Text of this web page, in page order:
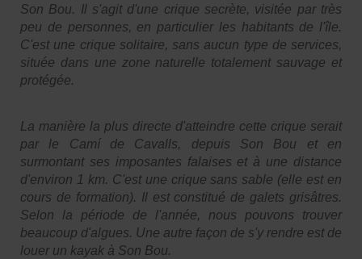
Son Bou. Il s'agit d'une crique secrète, visitée par très
peu de personnes, en particulier les habitants de l'île.
C'est une crique solitaire, sans aucun type de services,
située dans une zone naturelle totalement sauvage et
protégée.
La manière la plus directe d'atteindre cette crique serait
par le Camí de Cavalls, depuis Son Bou et en
surmontant ses imposantes falaises et à une distance
d'environ 1 km. C'est une crique sans sable (elle est en
cours de formation). Il est constitué de galets grisâtres.
Selon la période de l'année, nous pouvons trouver
beaucoup d'algues. Une autre façon de s'y rendre est de
louer un kayak à Son Bou.